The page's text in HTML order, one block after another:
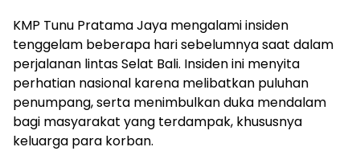
KMP Tunu Pratama Jaya mengalami insiden
tenggelam beberapa hari sebelumnya saat dalam
perjalanan lintas Selat Bali. Insiden ini menyita
perhatian nasional karena melibatkan puluhan
penumpang, serta menimbulkan duka mendalam
bagi masyarakat yang terdampak, khususnya
keluarga para korban.